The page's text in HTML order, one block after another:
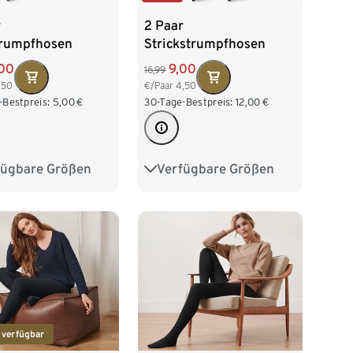
Bestpreis: 5,00€
Größen
M 40/42
54
2 Paar
Strickstrumpfhosen
16,99 9,00
€/Paar4,50
30-Tage-Bestpreis: 12,00 €
Verfügbare Größen
S 36/38 M 40/42
XXL 52/54
verfügbar